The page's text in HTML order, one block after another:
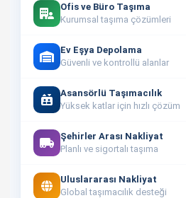
Ofis ve Büro Taşıma
Kurumsal taşıma çözümleri
Ev Eşya Depolama
Güvenli ve kontrollü alanlar
Asansörlü Taşımacılık
Yüksek katlar için hızlı çözüm
Şehirler Arası Nakliyat
Planlı ve sigortalı taşıma
Uluslararası Nakliyat
Global taşımacılık desteği